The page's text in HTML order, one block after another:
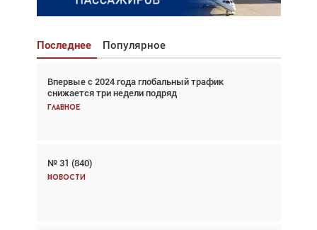
Последнее Популярное
Впервые с 2024 года глобальный трафик
снижается три недели подряд
Главное
№ 31 (840)
Новости
Взгляд с высоты: тандем вертолётов и БПЛА в
спасательных операциях
Главное
Авиационный фотограф Дэйв Кох: «Фотография
говорит сама за себя... а ИИ всё портит»